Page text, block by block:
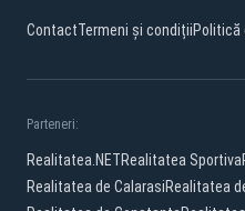
ContactTermeni și condiții
Parteneri:
Realitatea.NETRealitatea Sportiva
Realitatea de CalarasiRealitatea